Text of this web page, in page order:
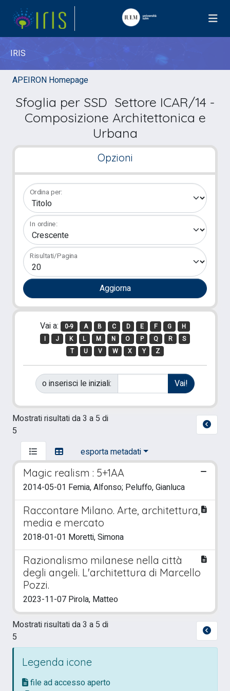
IRIS
APEIRON Homepage
Sfoglia per SSD Settore ICAR/14 -
Composizione Architettonica e
Urbana
Opzioni
Ordina per:
In ordine:
Risultati/Pagina
Vai a: 0-9 A B C D E F G
H
I
J K L M N O P Q R
S
T
U V W X Y Z
o inserisci le iniziali:
Mostrati risultati da 3 a 5 di
5
esporta metadati
Magic realism : 5+1AA
2014-05-01 Femia, Alfonso; Peluffo, Gianluca
Raccontare Milano. Arte, architettura,
media e mercato
2018-01-01 Moretti, Simona
Razionalismo milanese nella città
degli angeli. L'architettura di Marcello
Pozzi.
2023-11-07 Pirola, Matteo
Mostrati risultati da 3 a 5 di
5
Legenda icone
file ad accesso aperto